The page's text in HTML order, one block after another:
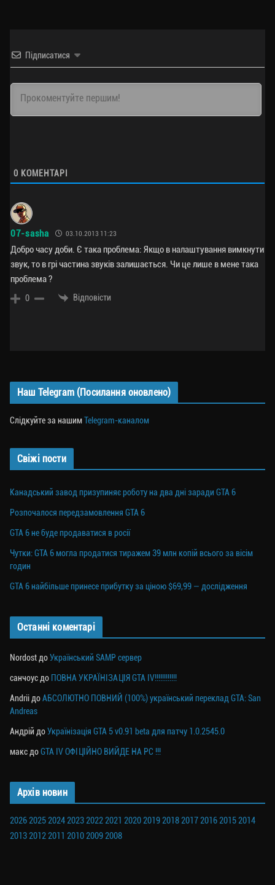
Підписатися
0 КОМЕНТАРІ
07-sasha 03.10.2013 11:23
Добро часу доби. Є така проблема: Якщо в налаштування вимкнути
звук, то в грі частина звуків залишається. Чи це лише в мене така
проблема ?
0 Відповісти
Наш Telegram (Посилання оновлено)
Слідкуйте за нашимTelegram-каналом
Свіжі пости
Канадський завод призупиняє роботу на два дні заради GTA 6
Розпочалося передзамовлення GTA 6
GTA 6 не буде продаватися в росії
Чутки: GTA 6 могла продатися тиражем 39 млн копій всього за вісім
годин
GTA 6 найбільше принесе прибутку за ціною $69,99 — дослідження
Останні коментарі
NordostдоУкраїнський SAMP сервер
санчоусдо ПОВНА УКРАЇНІЗАЦІЯ GTA IV!!!!!!!!!!!!
AndriiдоАБСОЛЮТНО ПОВНИЙ (100%) український переклад GTA: San
Andreas
Андрій доУкраїнізація GTA 5 v0.91 beta для патчу 1.0.2545.0
максдоGTA IV ОФІЦІЙНО ВИЙДЕ НА PC !!!
Архів новин
202620252024202320222021 2020201920182017201620152014
201320122011 201020092008